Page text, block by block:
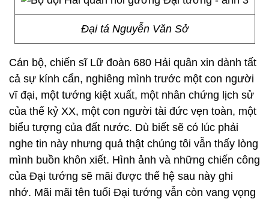
Đại tá Nguyễn Văn Sở
Cán bộ, chiến sĩ Lữ đoàn 680 Hải quân xin dành tất
cả sự kính cẩn, nghiêng mình trước một con người
vĩ đại, một tướng kiệt xuất, một nhân chứng lịch sử
của thế kỷ XX, một con người tài đức vẹn toàn, một
biểu tượng của đất nước. Dù biết sẽ có lúc phải
nghe tin này nhưng quả thật chúng tôi vẫn thấy lòng
mình buồn khôn xiết. Hình ảnh và những chiến công
của Đại tướng sẽ mãi được thế hệ sau này ghi
nhớ. Mãi mãi tên tuổi Đại tướng vẫn còn vang vọng